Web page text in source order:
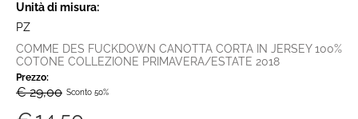
Unità di misura:
PZ
COMME DES FUCKDOWN CANOTTA CORTA IN JERSEY 100%
COTONE COLLEZIONE PRIMAVERA/ESTATE 2018
Prezzo:
€ 29,00 Sconto 50%